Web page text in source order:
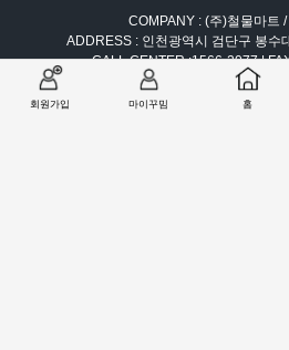
회원가입 마이꾸밈 홈
COMPANY : (주)철물마트
ADDRESS : 인천광역시 검단구 봉수
CALL CENTER :1566-2077|
E-MAIL :
개인정보보호책임자